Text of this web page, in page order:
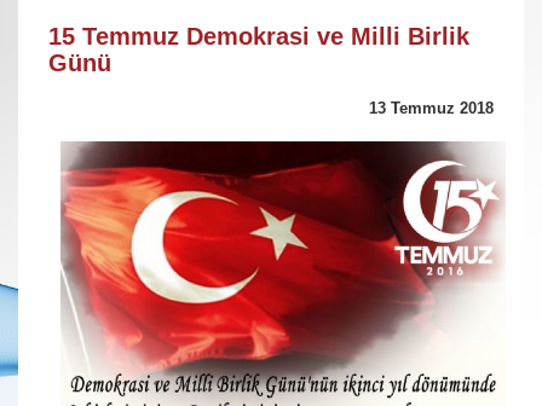
15 Temmuz Demokrasi ve Milli Birlik
Günü
13 Temmuz 2018